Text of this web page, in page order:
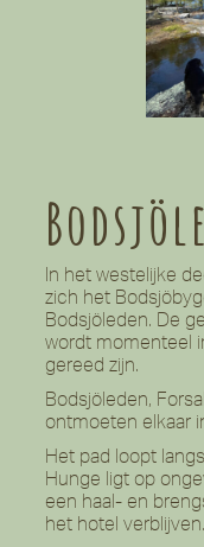
In het westelijke
zich het
Bodsjöleden. De
wordt momenteel
gereed zijn.
Bodsjöleden,
ontmoeten elkaar
Het pad loopt
Hunge ligt op
een haal- en
het hotel verblijven.